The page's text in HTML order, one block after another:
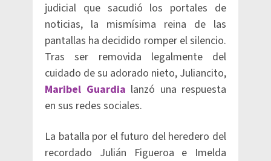
judicial que sacudió los portales de
noticias, la mismísima reina de las
pantallas ha decidido romper el silencio.
Tras ser removida legalmente del
cuidado de su adorado nieto, Juliancito,
Maribel Guardia lanzó una respuesta
en sus redes sociales.
La batalla por el futuro del heredero del
recordado Julián Figueroa e Imelda